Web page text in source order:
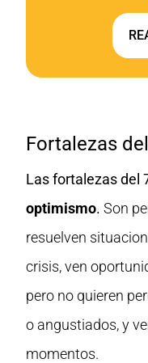
Fortalezas
Las fortalezas del
optimismo. Son
resuelven
crisis, ven
pero no quieren
o angustiados, y
momentos.